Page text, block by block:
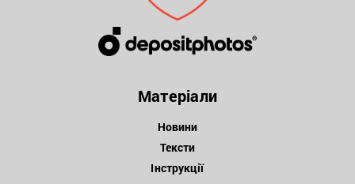
Матеріали
Новини
Тексти
Інструкції